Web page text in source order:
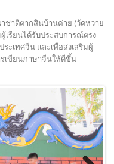
ชาติตากสินบ้านค่าย (วัดหวาย
เรียนได้รับประสบการณ์ตรง
ะเทศจีน และเพื่อส่งเสริมผู้
เขียนภาษาจีนให้ดีขึ้น